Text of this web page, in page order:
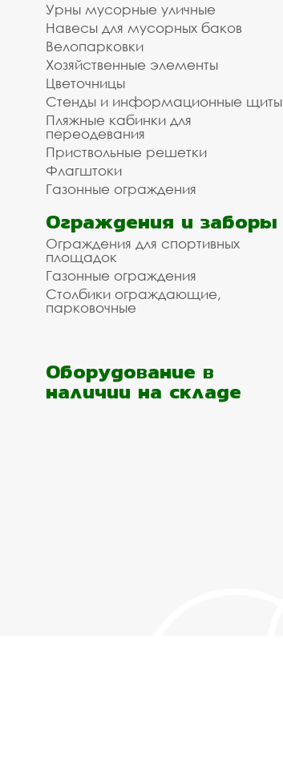
Урны мусорные уличные
Навесы для мусорных баков
Велопарковки
Хозяйственные элементы
Цветочницы
Стенды и информационные щиты
Пляжные кабинки для
переодевания
Приствольные решетки
Флагштоки
Газонные ограждения
Ограждения и заборы
Ограждения для спортивных
площадок
Газонные ограждения
Столбики ограждающие,
парковочные
Оборудование в
наличии на складе